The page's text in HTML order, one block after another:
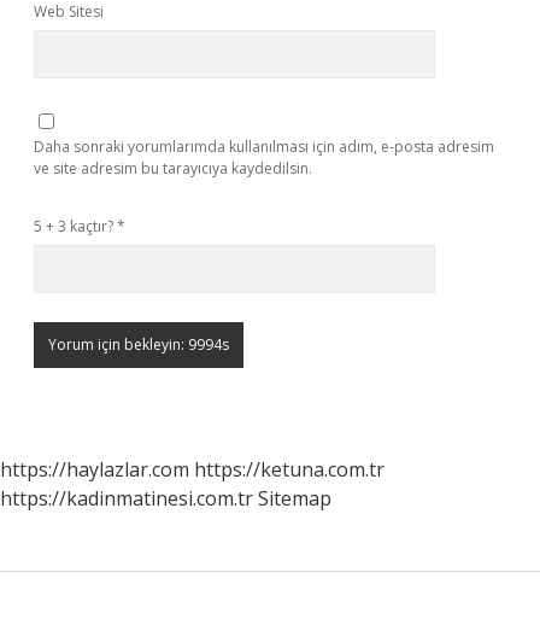
Web Sitesi
Daha sonraki yorumlarımda kullanılması için adım, e-posta adresim
ve site adresim bu tarayıcıya kaydedilsin.
5 + 3 kaçtır?*
https://haylazlar.com https://ketuna.com.tr
https://kadinmatinesi.com.trSitemap